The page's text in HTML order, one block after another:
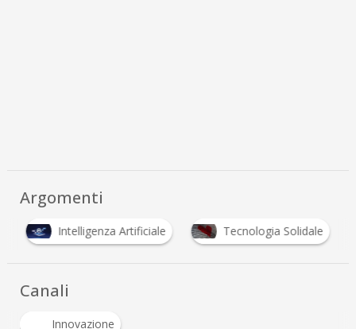
Argomenti
Intelligenza Artificiale Tecnologia Solidale
Canali
Innovazione